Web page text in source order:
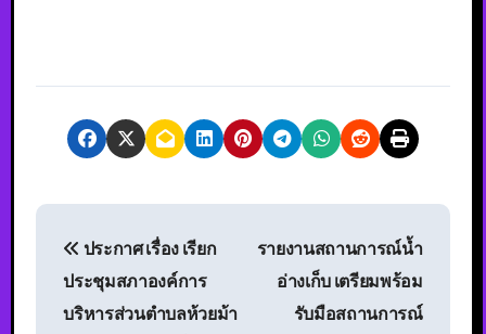
ประกาศ เรื่อง เรียก
ประชุมสภาองค์การ
บริหารส่วนตำบลห้วยม้า
รายงานสถานการณ์น้ำ
อ่างเก็บ เตรียมพร้อม
รับมือสถานการณ์